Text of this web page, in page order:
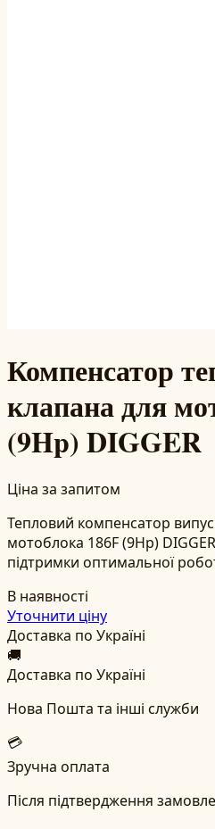
Компенсатор
клапана для
(9Hp) DIGGER
Ціна за запитом
Тепловий компенсатор
мотоблока 186F (9Hp)
підтримки оптимальної
В наявності
Уточнити ціну
Доставка по Україні
🚚
Доставка по Україні
Нова Пошта та інші служби
💳
Зручна оплата
Після підтвердження